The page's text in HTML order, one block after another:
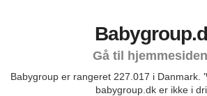
Gå til hjemmesiden
Babygroup er rangeret 227.017 i Danmark.
babygroup.dk er ikke i